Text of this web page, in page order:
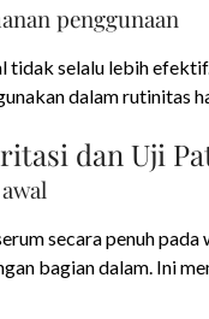
penggunaan
tidak selalu lebih
dalam rutinitas
dan Uji
secara penuh
bagian dalam. Ini